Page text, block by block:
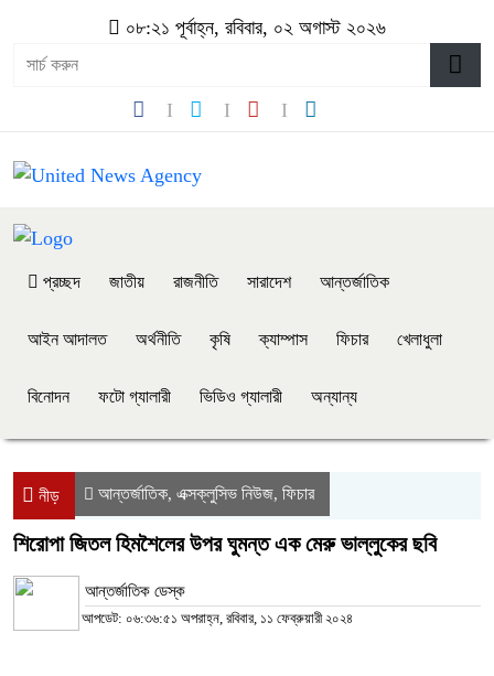
০৮:২১ পূর্বাহ্ন, রবিবার, ০২ অগাস্ট ২০২৬
প্রচ্ছদ জাতীয় রাজনীতি সারাদেশ আন্তর্জাতিক
আইন আদালত অর্থনীতি কৃষি ক্যাম্পাস ফিচার খেলাধুলা
বিনোদন ফটো গ্যালারী ভিডিও গ্যালারী অন্যান্য
নীড় আন্তর্জাতিক, এক্সক্লুসিভ নিউজ, ফিচার
শিরোপা জিতল হিমশৈলের উপর ঘুমন্ত এক মেরু ভাল্লুকের ছবি
আন্তর্জাতিক ডেস্ক
আপডেট: ০৬:৩৬:৫১ অপরাহ্ন, রবিবার, ১১ ফেব্রুয়ারী ২০২৪